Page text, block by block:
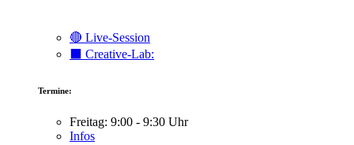
🔴 Live-Session
⬛️ Creative-Lab:
Termine:
Freitag: 9:00 - 9:30 Uhr
Infos